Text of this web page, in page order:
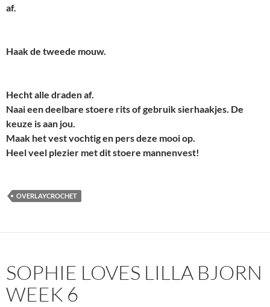
af.
Haak de tweede mouw.
Hecht alle draden af.
Naai een deelbare stoere rits of gebruik sierhaakjes. De
keuze is aan jou.
Maak het vest vochtig en pers deze mooi op.
Heel veel plezier met dit stoere mannenvest!
OVERLAYCROCHET
SOPHIE LOVES LILLA BJORN
WEEK 6